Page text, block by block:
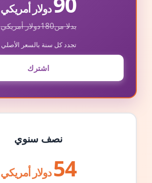
دولار أمريكي
بدلا من180دولار أمريكي
تجدد كل سنة بالسعر الأصلي
اشترك
نصف سنوي
54 دولار أمريكي